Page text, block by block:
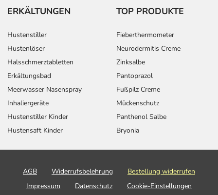
ERKÄLTUNGEN
Hustenstiller
Hustenlöser
Halsschmerztabletten
Erkältungsbad
Meerwasser Nasenspray
Inhaliergeräte
Hustenstiller Kinder
Hustensaft Kinder
TOP PRODUKTE
Fieberthermometer
Neurodermitis Creme
Zinksalbe
Pantoprazol
Fußpilz Creme
Mückenschutz
Panthenol Salbe
Bryonia
AGB Widerrufsbelehrung
Bestellung widerrufen
Impressum
Datenschutz
Cookie-Einstellungen